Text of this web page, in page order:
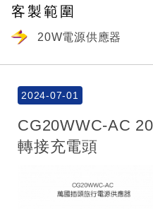
客製範圍
20W電源供應器
2024-07-01
CG20WWC-AC
轉接充電頭